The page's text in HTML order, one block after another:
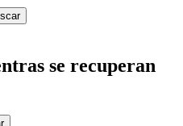
se recuperan